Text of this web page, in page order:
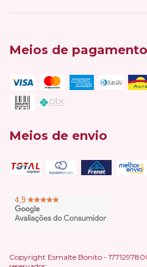
Meios de pagamento
Meios de envio
Copyright Esmalte Bonito -